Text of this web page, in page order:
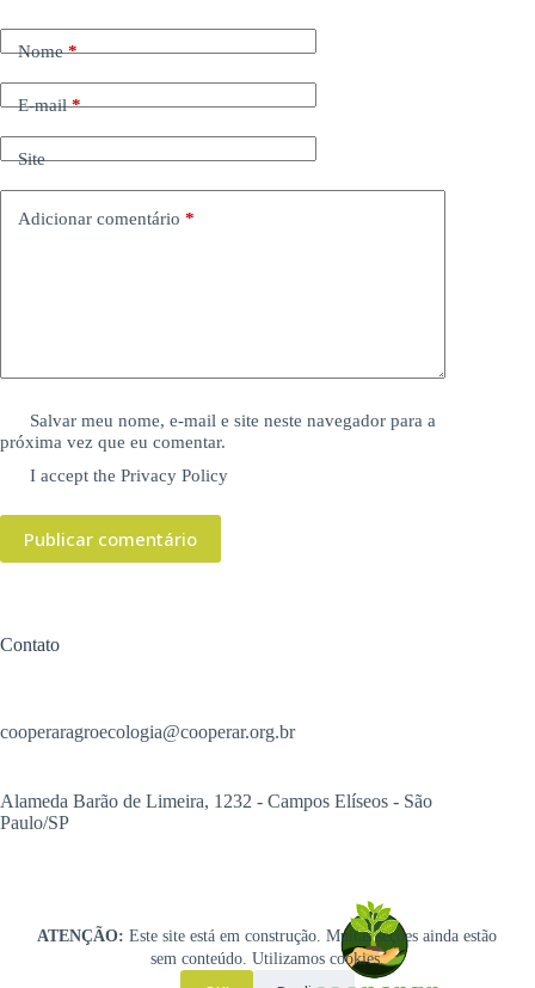
ATENÇÃO: Este site está em construção. Muitas seções ainda estão
sem conteúdo. Utilizamos cookies.
Nome*
E-mail*
Site
Adicionar comentário *
Salvar meu nome, e-mail e site neste navegador para a
próxima vez que eu comentar.
I accept thePrivacy Policy
Publicar comentário
Contato
cooperaragroecologia@cooperar.org.br
Alameda Barão de Limeira, 1232 - Campos Elíseos - São
Paulo/SP